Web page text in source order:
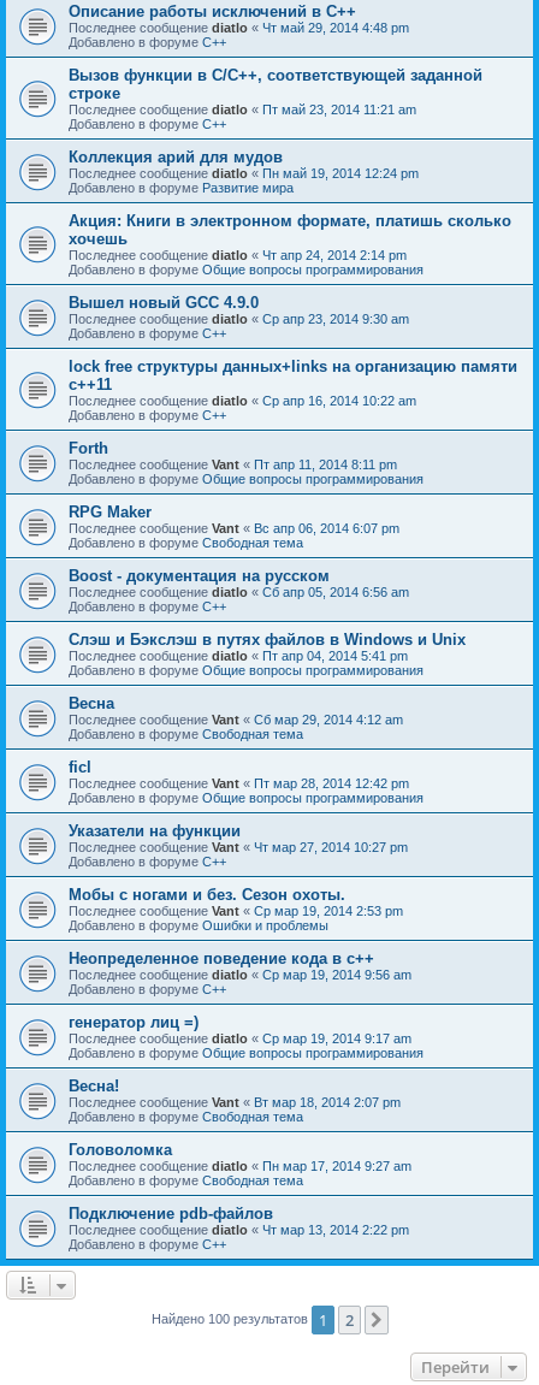
Описание работы исключений в C++
Последнее сообщение diatlo « Чт май 29, 2014 4:48 pm
Добавлено в форуме C++
Вызов функции в C/C++, соответствующей заданной
строке
Последнее сообщение diatlo « Пт май 23, 2014 11:21 am
Добавлено в форуме C++
Коллекция арий для мудов
Последнее сообщение diatlo « Пн май 19, 2014 12:24 pm
Добавлено в форуме Развитие мира
Акция: Книги в электронном формате, платишь сколько
хочешь
Последнее сообщение diatlo « Чт апр 24, 2014 2:14 pm
Добавлено в форуме Общие вопросы программирования
Вышел новый GCC 4.9.0
Последнее сообщение diatlo « Ср апр 23, 2014 9:30 am
Добавлено в форуме C++
lock free структуры данных+links на организацию памяти
c++11
Последнее сообщение diatlo « Ср апр 16, 2014 10:22 am
Добавлено в форуме C++
Forth
Последнее сообщение Vant « Пт апр 11, 2014 8:11 pm
Добавлено в форуме Общие вопросы программирования
RPG Maker
Последнее сообщение Vant « Вс апр 06, 2014 6:07 pm
Добавлено в форуме Свободная тема
Boost - документация на русском
Последнее сообщение diatlo « Сб апр 05, 2014 6:56 am
Добавлено в форуме C++
Слэш и Бэкслэш в путях файлов в Windows и Unix
Последнее сообщение diatlo « Пт апр 04, 2014 5:41 pm
Добавлено в форуме Общие вопросы программирования
Весна
Последнее сообщение Vant « Сб мар 29, 2014 4:12 am
Добавлено в форуме Свободная тема
ficl
Последнее сообщение Vant « Пт мар 28, 2014 12:42 pm
Добавлено в форуме Общие вопросы программирования
Указатели на функции
Последнее сообщение Vant « Чт мар 27, 2014 10:27 pm
Добавлено в форуме C++
Мобы с ногами и без. Сезон охоты.
Последнее сообщение Vant « Ср мар 19, 2014 2:53 pm
Добавлено в форуме Ошибки и проблемы
Неопределенное поведение кода в c++
Последнее сообщение diatlo « Ср мар 19, 2014 9:56 am
Добавлено в форуме C++
генератор лиц =)
Последнее сообщение diatlo « Ср мар 19, 2014 9:17 am
Добавлено в форуме Общие вопросы программирования
Весна!
Последнее сообщение Vant « Вт мар 18, 2014 2:07 pm
Добавлено в форуме Свободная тема
Головоломка
Последнее сообщение diatlo « Пн мар 17, 2014 9:27 am
Добавлено в форуме Свободная тема
Подключение pdb-файлов
Последнее сообщение diatlo « Чт мар 13, 2014 2:22 pm
Добавлено в форуме C++
Найдено 100 результатов 1 2
Перейти